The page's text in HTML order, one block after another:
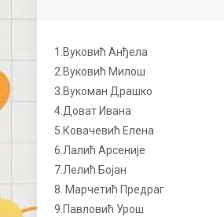
1.Вуковић Анђела
2.Вуковић Милош
3.Вукоман Драшко
4.Доват Ивана
5.Ковачевић Елена
6.Лалић Арсеније
7.Лелић Бојан
8. Марчетић Предраг
9.Павловић Урош